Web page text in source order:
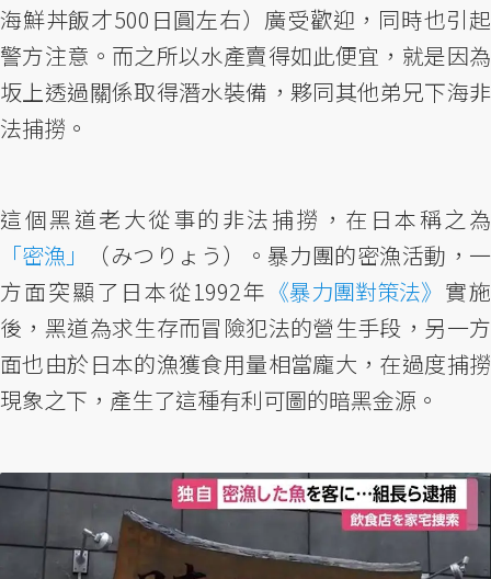
海鮮丼飯才500日圓左右）廣受歡迎，同時也引起
警方注意。而之所以水產賣得如此便宜，就是因為
坂上透過關係取得潛水裝備，夥同其他弟兄下海非
法捕撈。
這個黑道老大從事的非法捕撈，在日本稱之為
「密漁」
（みつりょう）。暴力團的密漁活動，一
方面突顯了日本從1992年 《暴力團對策法》 實施
後，黑道為求生存而冒險犯法的營生手段，另一方
面也由於日本的漁獲食用量相當龐大，在過度捕撈
現象之下，產生了這種有利可圖的暗黑金源。